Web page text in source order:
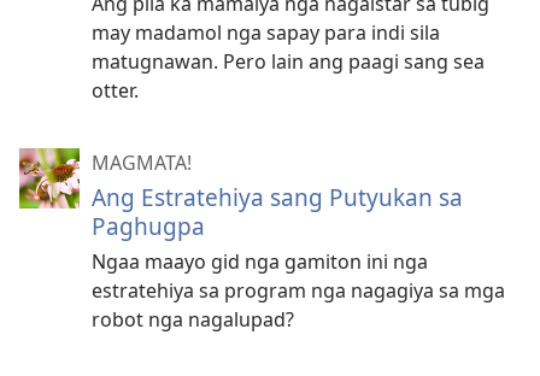
may madamol nga sapay para indi sila
matugnawan. Pero lain ang paagi sang sea
otter.
MAGMATA!
Ang Estratehiya sang Putyukan sa
Paghugpa
Ngaa maayo gid nga gamiton ini nga
estratehiya sa program nga nagagiya sa mga
robot nga nagalupad?